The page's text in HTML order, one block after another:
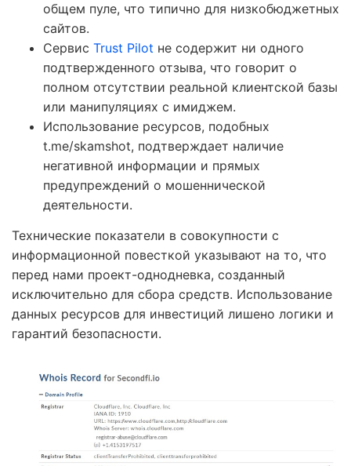
общем пуле, что типично для низкобюджетных
сайтов.
Сервис Trust Pilot не содержит ни одного
подтвержденного отзыва, что говорит о
полном отсутствии реальной клиентской базы
или манипуляциях с имиджем.
Использование ресурсов, подобных
t.me/skamshot, подтверждает наличие
негативной информации и прямых
предупреждений о мошеннической
деятельности.
Технические показатели в совокупности с
информационной повесткой указывают на то, что
перед нами проект-однодневка, созданный
исключительно для сбора средств. Использование
данных ресурсов для инвестиций лишено логики и
гарантий безопасности.